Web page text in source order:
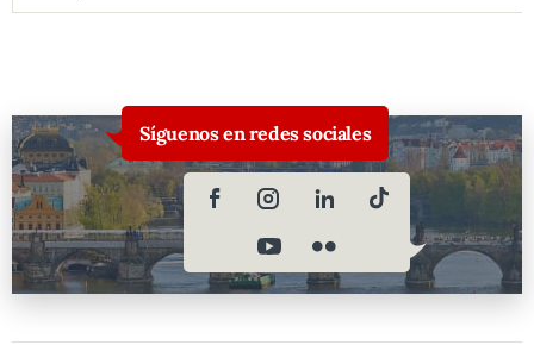
Síguenos en redes sociales